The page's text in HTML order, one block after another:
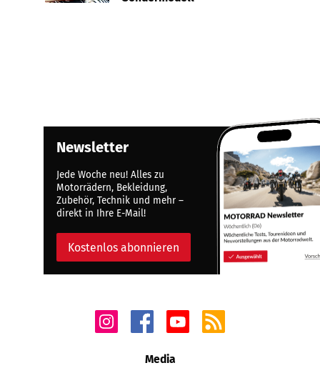
Newsletter
Jede Woche neu! Alles zu
Motorrädern, Bekleidung,
Zubehör, Technik und mehr –
direkt in Ihre E-Mail!
Kostenlos abonnieren
Media